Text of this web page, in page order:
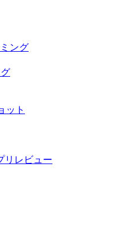
ング
ット
リレビュー